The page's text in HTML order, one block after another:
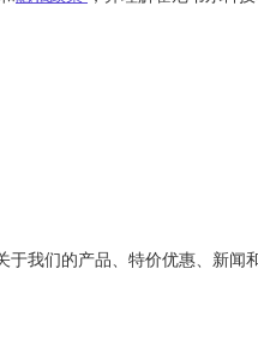
于我们的产品、特价优惠、新闻